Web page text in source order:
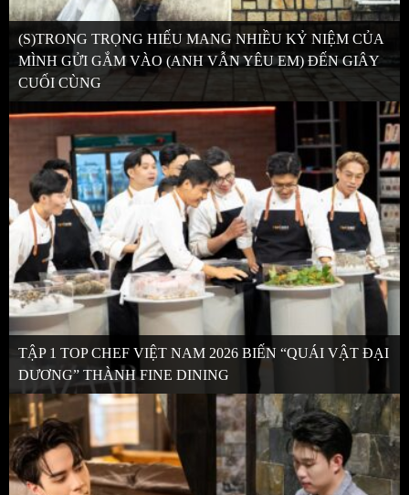
(S)TRONG TRỌNG HIẾU MANG NHIỀU KỶ NIỆM CỦA
MÌNH GỬI GẮM VÀO (ANH VẪN YÊU EM) ĐẾN GIÂY
CUỐI CÙNG
TẬP 1 TOP CHEF VIỆT NAM 2026 BIẾN “QUÁI VẬT ĐẠI
DƯƠNG” THÀNH FINE DINING